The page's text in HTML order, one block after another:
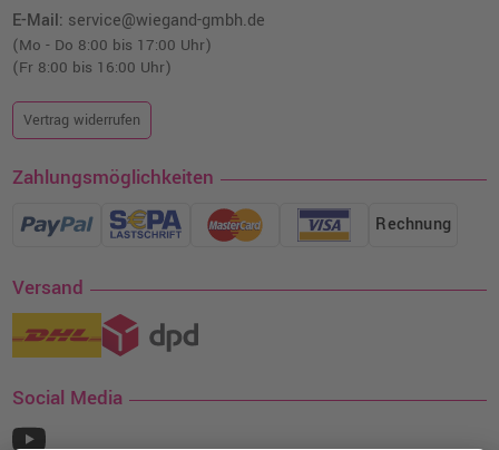
E-Mail: service@wiegand-gmbh.de
(Mo - Do 8:00 bis 17:00 Uhr)
(Fr 8:00 bis 16:00 Uhr)
Vertrag widerrufen
Zahlungsmöglichkeiten
Rechnung
Versand
Social Media